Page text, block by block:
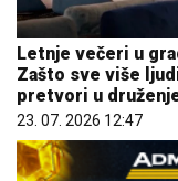
Letnje večeri u
Zašto sve više
pretvori u
23. 07. 2026 12:47